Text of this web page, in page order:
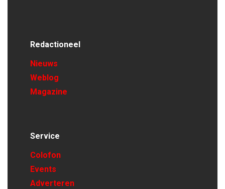
Redactioneel
Nieuws
Weblog
Magazine
Service
Colofon
Events
Adverteren